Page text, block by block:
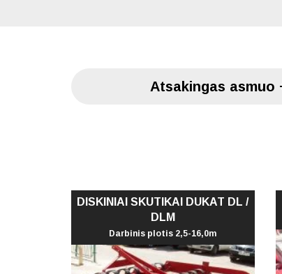
Atsakingas asmuo
DISKINIAI SKUTIKAI DUKAT DL /
DLM
Darbinis plotis 2,5-16,0m